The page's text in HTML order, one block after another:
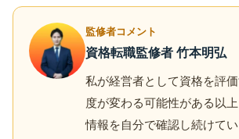
監修者コメント
資格転職監修者 竹本明弘
私が経営者として資格を評
度が変わる可能性がある以
情報を自分で確認し続けて